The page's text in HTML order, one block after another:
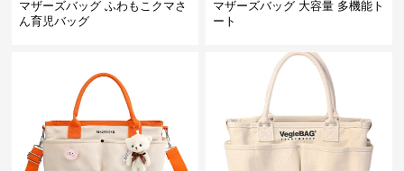
マザーズバッグ ふわもこクマさ
ん育児バッグ
マザーズバッグ 大容量 多機能ト
ート